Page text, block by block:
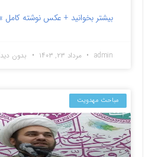
بیشتر بخوانید + عکس نوشته کامل »
admin مرداد ۲۳, ۱۴۰۳ بدون دیدگاه
مباحث مهدویت